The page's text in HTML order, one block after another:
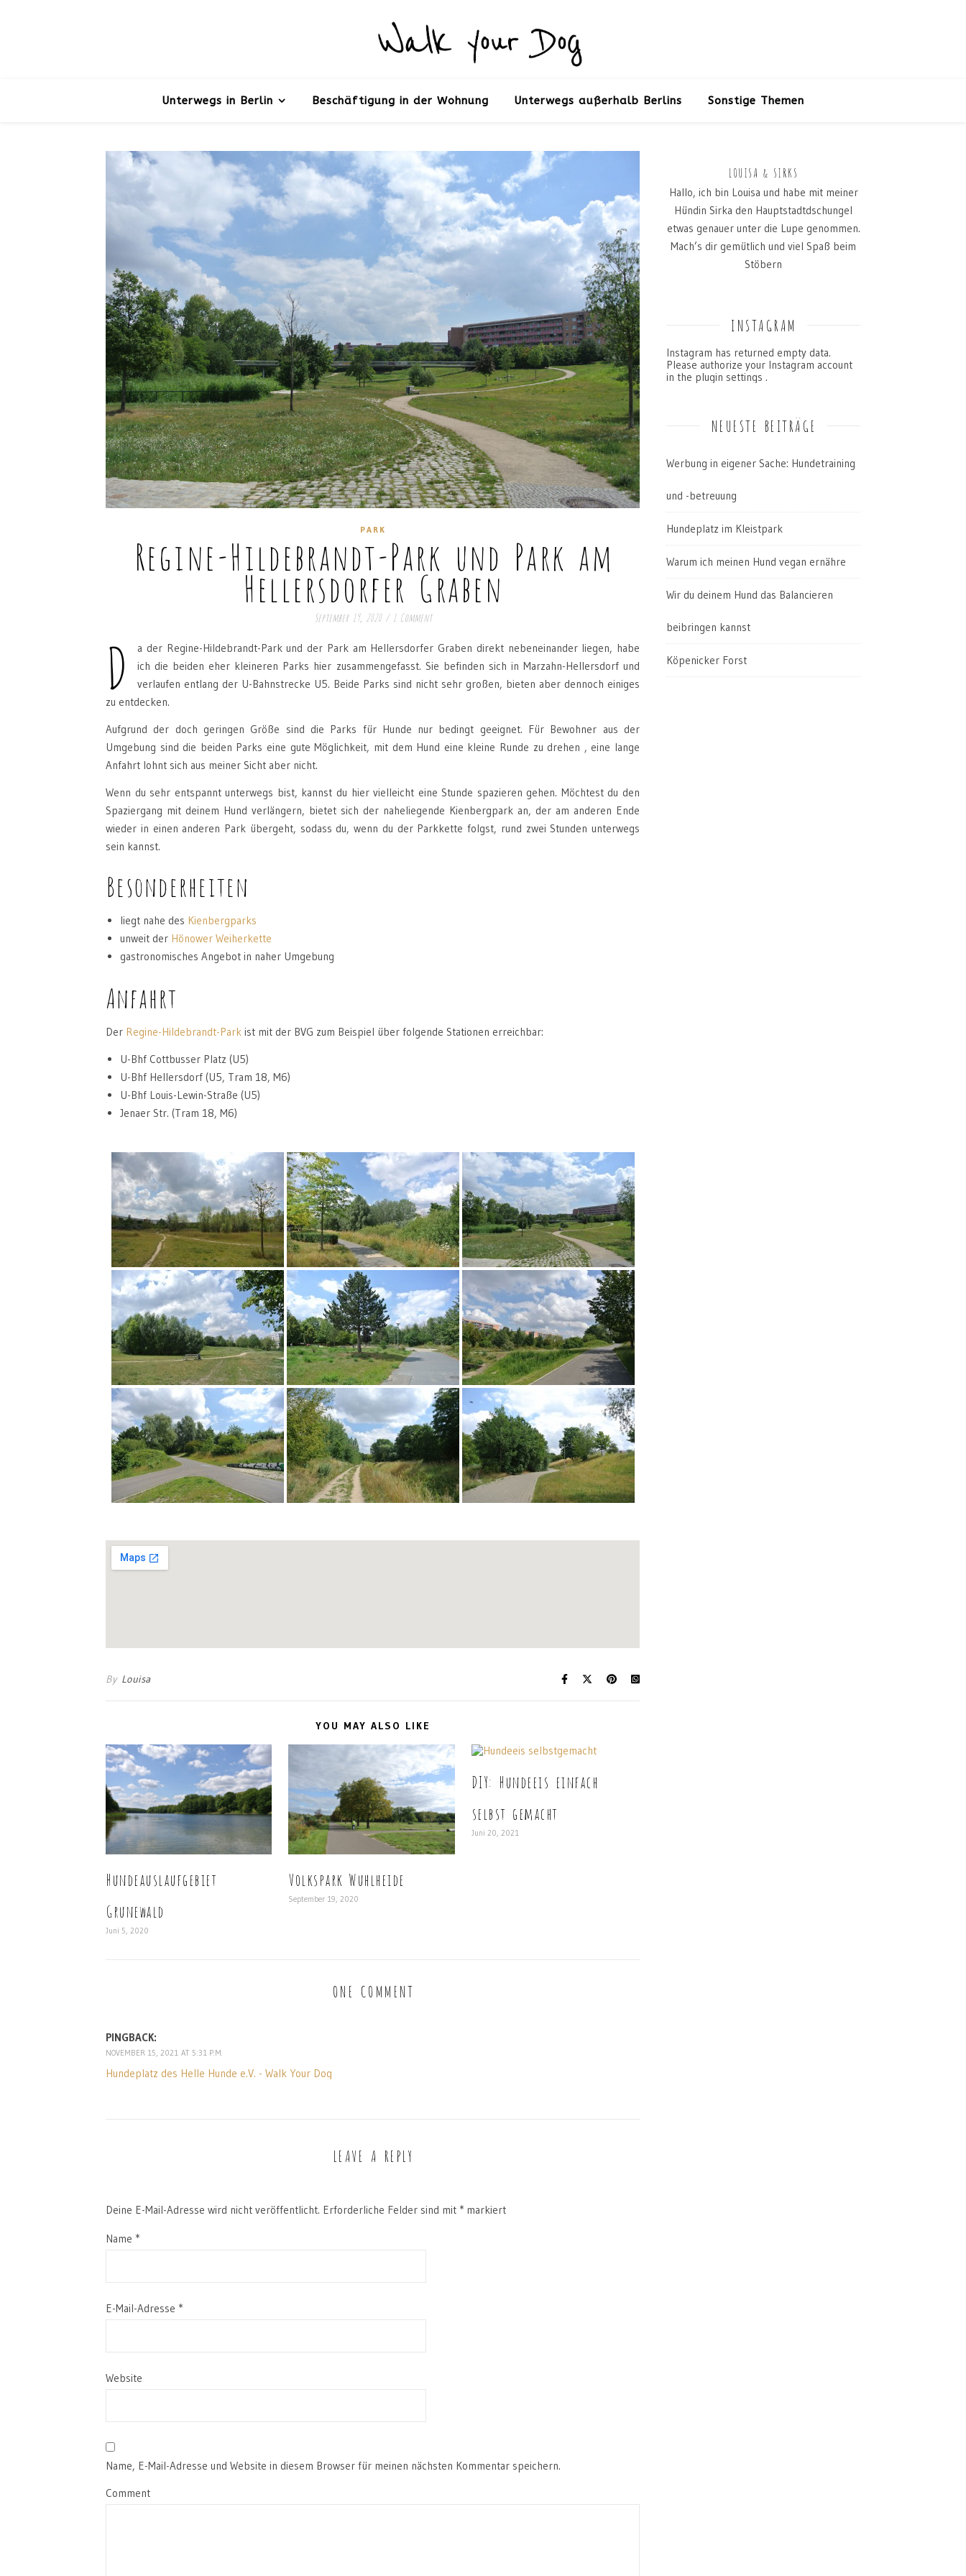
Unterwegs in Berlin Beschäftigung in der Wohnung Unterwegs außerhalb Berlins Sonstige Themen
PARK
Regine-Hildebrandt-Park und Park am
Hellersdorfer Graben
September 19, 2020 / 1 Comment
D
a der Regine-Hildebrandt-Park und der Park am Hellersdorfer Graben direkt nebeneinander liegen, habe
ich die beiden eher kleineren Parks hier zusammengefasst. Sie befinden sich in Marzahn-Hellersdorf und
verlaufen entlang der U-Bahnstrecke U5. Beide Parks sind nicht sehr großen, bieten aber dennoch einiges
zu entdecken.
Aufgrund der doch geringen Größe sind die Parks für Hunde nur bedingt geeignet. Für Bewohner aus der
Umgebung sind die beiden Parks eine gute Möglichkeit, mit dem Hund eine kleine Runde zu drehen , eine lange
Anfahrt lohnt sich aus meiner Sicht aber nicht.
Wenn du sehr entspannt unterwegs bist, kannst du hier vielleicht eine Stunde spazieren gehen. Möchtest du den
Spaziergang mit deinem Hund verlängern, bietet sich der naheliegende Kienbergpark an, der am anderen Ende
wieder in einen anderen Park übergeht, sodass du, wenn du der Parkkette folgst, rund zwei Stunden unterwegs
sein kannst.
Besonderheiten
liegt nahe des Kienbergparks
unweit der Hönower Weiherkette
gastronomisches Angebot in naher Umgebung
Anfahrt
Der Regine-Hildebrandt-Park ist mit der BVG zum Beispiel über folgende Stationen erreichbar:
U-Bhf Cottbusser Platz (U5)
U-Bhf Hellersdorf (U5, Tram 18, M6)
U-Bhf Louis-Lewin-Straße (U5)
Jenaer Str. (Tram 18, M6)
By Louisa
YOU MAY ALSO LIKE
Hundeauslaufgebiet
Grunewald
Juni 5, 2020
Volkspark Wuhlheide
September 19, 2020
DIY: Hundeeis einfach
selbst gemacht
Juni 20, 2021
ONE COMMENT
PINGBACK:
NOVEMBER 15, 2021 AT 5:31 P.M.
Hundeplatz des Helle Hunde e.V. - Walk Your Dog
LEAVE A REPLY
Deine E-Mail-Adresse wird nicht veröffentlicht. Erforderliche Felder sind mit * markiert
Name *
E-Mail-Adresse *
Website
Name, E-Mail-Adresse und Website in diesem Browser für meinen nächsten Kommentar speichern.
Comment
LOUISA & SIRKS
Hallo, ich bin Louisa und habe mit meiner
Hündin Sirka den Hauptstadtdschungel
etwas genauer unter die Lupe genommen.
Mach’s dir gemütlich und viel Spaß beim
Stöbern
INSTAGRAM
Instagram has returned empty data.
Please authorize your Instagram account
in the plugin settings .
NEUESTE BEITRÄGE
Werbung in eigener Sache: Hundetraining
und -betreuung
Hundeplatz im Kleistpark
Warum ich meinen Hund vegan ernähre
Wir du deinem Hund das Balancieren
beibringen kannst
Köpenicker Forst